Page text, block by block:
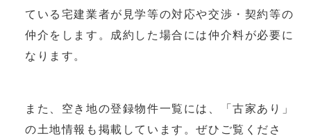
ている宅建業者が見学等の対応や交渉・契約等の
仲介をします。成約した場合には仲介料が必要に
なります。
また、空き地の登録物件一覧には、「古家あり」
の土地情報も掲載しています。ぜひご覧くださ